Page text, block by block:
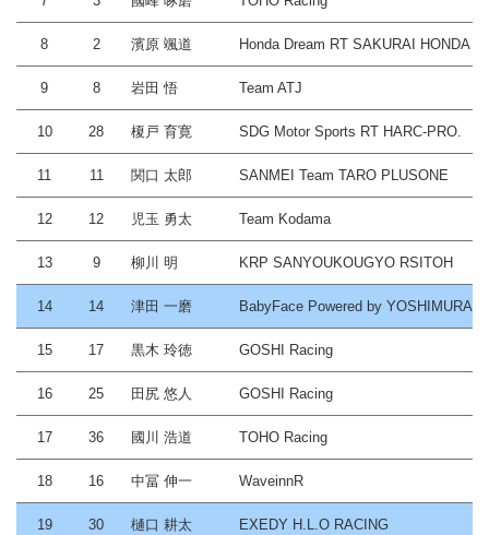
8 2 濱原 颯道 Honda Dream RT SAKURAI HONDA
9 8 岩田 悟 Team ATJ
10 28 榎戸 育寛 SDG Motor Sports RT HARC-PRO.
11 11 関口 太郎 SANMEI Team TARO PLUSONE
12 12 児玉 勇太 Team Kodama
13 9 柳川 明 KRP SANYOUKOUGYO RSITOH
14 14 津田 一磨 BabyFace Powered by YOSHIMURA
15 17 黒木 玲徳 GOSHI Racing
16 25 田尻 悠人 GOSHI Racing
17 36 國川 浩道 TOHO Racing
18 16 中冨 伸一 WaveinnR
19 30 樋口 耕太 EXEDY H.L.O RACING